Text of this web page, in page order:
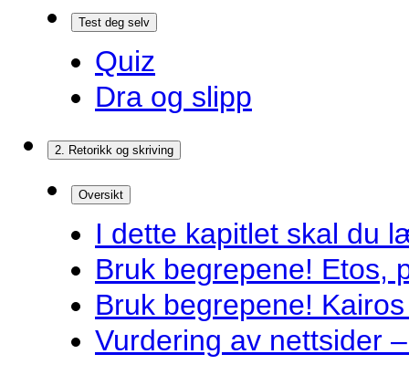
Test deg selv
Quiz
Dra og slipp
2. Retorikk og skriving
Oversikt
I dette kapitlet skal du
Bruk begrepene! Etos,
Bruk begrepene!
Vurdering av nettsider